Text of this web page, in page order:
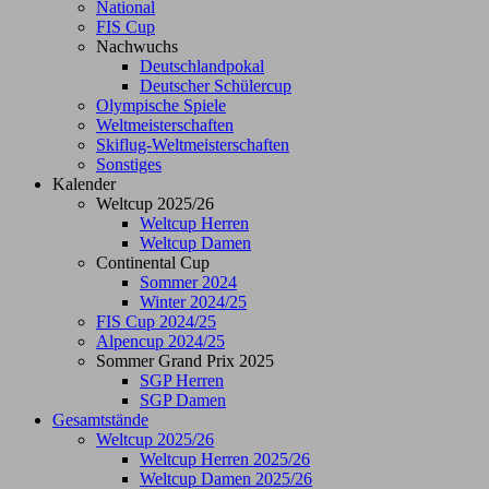
National
FIS Cup
Nachwuchs
Deutschlandpokal
Deutscher Schülercup
Olympische Spiele
Weltmeisterschaften
Skiflug-Weltmeisterschaften
Sonstiges
Kalender
Weltcup 2025/26
Weltcup Herren
Weltcup Damen
Continental Cup
Sommer 2024
Winter 2024/25
FIS Cup 2024/25
Alpencup 2024/25
Sommer Grand Prix 2025
SGP Herren
SGP Damen
Gesamtstände
Weltcup 2025/26
Weltcup Herren 2025/26
Weltcup Damen 2025/26